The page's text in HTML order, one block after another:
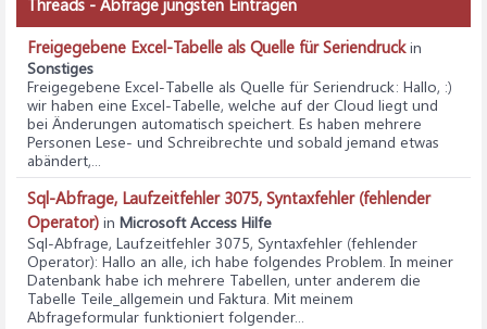
Threads - Abfrage jüngsten Einträgen
Freigegebene Excel-Tabelle als Quelle für Seriendruckin
Sonstiges
Freigegebene Excel-Tabelle als Quelle für Seriendruck: Hallo, :)
wir haben eine Excel-Tabelle, welche auf der Cloud liegt und
bei Änderungen automatisch speichert. Es haben mehrere
Personen Lese- und Schreibrechte und sobald jemand etwas
abändert,...
Sql-Abfrage, Laufzeitfehler 3075, Syntaxfehler (fehlender
Operator) in Microsoft Access Hilfe
Sql-Abfrage, Laufzeitfehler 3075, Syntaxfehler (fehlender
Operator): Hallo an alle, ich habe folgendes Problem. In meiner
Datenbank habe ich mehrere Tabellen, unter anderem die
Tabelle Teile_allgemein und Faktura. Mit meinem
Abfrageformular funktioniert folgender...